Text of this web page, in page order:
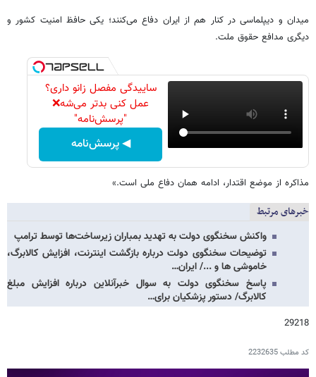
میدان و دیپلماسی در کنار هم از ایران دفاع می‌کنند؛ یکی حافظ امنیت کشور و
دیگری مدافع حقوق ملت.
ساییدگی مفصل زانو داری؟
عمل کنی بدتر می‌شه❌
"پرسش‌نامه"
◀ پرسش‌نامه
مذاکره از موضع اقتدار، ادامه همان دفاع ملی است.»
خبرهای مرتبط
واکنش سخنگوی دولت به تهدید بمباران زیرساخت‌ها توسط ترامپ
توضیحات سخنگوی دولت درباره بازگشت اینترنت، افزایش کالابرگ،
خاموشی ها و .../ ایران…
پاسخ سخنگوی دولت به سوال خبرآنلاین درباره افزایش مبلغ
کالابرگ/ دستور پزشکیان برای…
29218
کد مطلب2232635